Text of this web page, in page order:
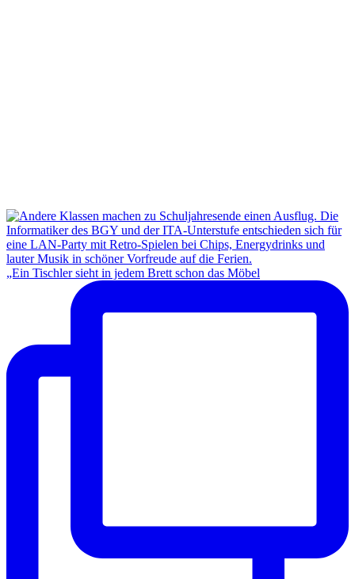
„Ein Tischler sieht in jedem Brett schon das Möbel